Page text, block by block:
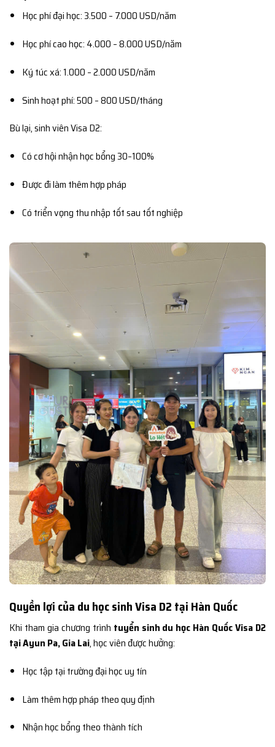
Học phí đại học: 3.500 – 7.000 USD/năm
Học phí cao học: 4.000 – 8.000 USD/năm
Ký túc xá: 1.000 – 2.000 USD/năm
Sinh hoạt phí: 500 – 800 USD/tháng
Bù lại, sinh viên Visa D2:
Có cơ hội nhận học bổng 30–100%
Được đi làm thêm hợp pháp
Có triển vọng thu nhập tốt sau tốt nghiệp
Quyền lợi của du học sinh Visa D2 tại Hàn Quốc
Khi tham gia chương trình tuyển sinh du học Hàn Quốc Visa D2
tại Ayun Pa, Gia Lai, học viên được hưởng:
Học tập tại trường đại học uy tín
Làm thêm hợp pháp theo quy định
Nhận học bổng theo thành tích